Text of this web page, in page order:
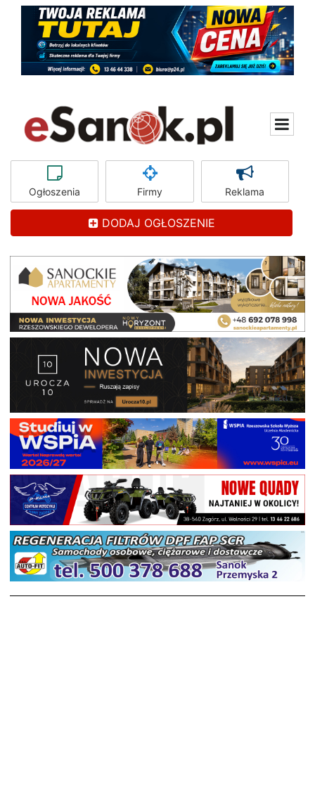
Ogłoszenia Firmy Reklama
DODAJ OGŁOSZENIE